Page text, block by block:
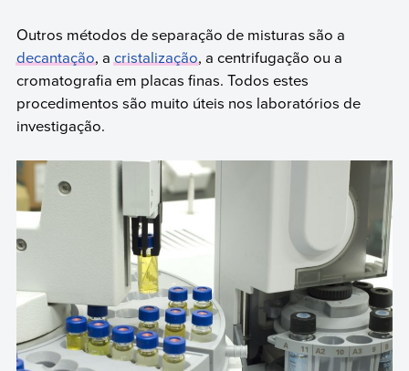
Outros métodos de separação de misturas são a
decantação, acristalização, a centrifugação ou a
cromatografia em placas finas. Todos estes
procedimentos são muito úteis nos laboratórios de
investigação.